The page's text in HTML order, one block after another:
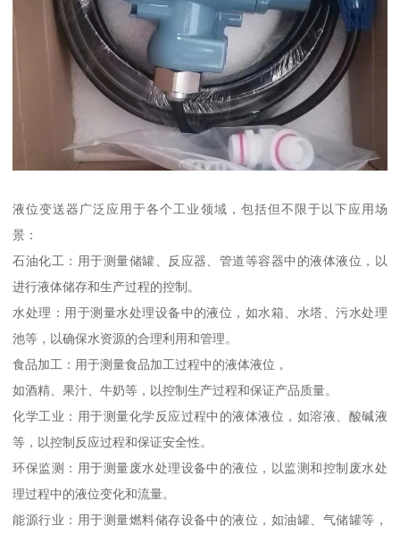
液位变送器广泛应用于各个工业领域，包括但不限于以下应用场
景：
石油化工：用于测量储罐、反应器、管道等容器中的液体液位，以
进行液体储存和生产过程的控制。
水处理：用于测量水处理设备中的液位，如水箱、水塔、污水处理
池等，以确保水资源的合理利用和管理。
食品加工：用于测量食品加工过程中的液体液位，
如酒精、果汁、牛奶等，以控制生产过程和保证产品质量。
化学工业：用于测量化学反应过程中的液体液位，如溶液、酸碱液
等，以控制反应过程和保证安全性。
环保监测：用于测量废水处理设备中的液位，以监测和控制废水处
理过程中的液位变化和流量。
能源行业：用于测量燃料储存设备中的液位，如油罐、气储罐等，